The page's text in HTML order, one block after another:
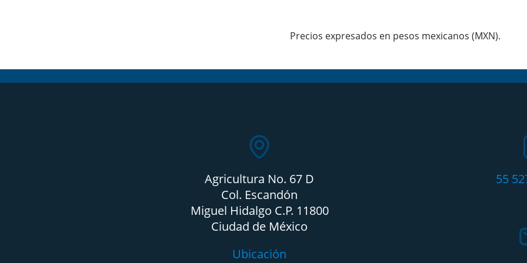
Precios expresados en pesos mexicanos (MXN).
Agricultura No. 67 D
Col. Escandón
Miguel Hidalgo C.P. 11800
Ciudad de México
Ubicación
55